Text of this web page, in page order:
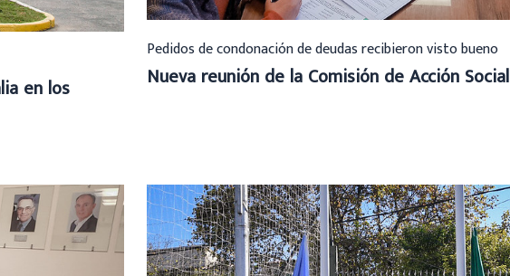
en los
Pedidos de condonación de deudas recibieron visto bueno
Nueva reunión de la Comisión de Acción Social